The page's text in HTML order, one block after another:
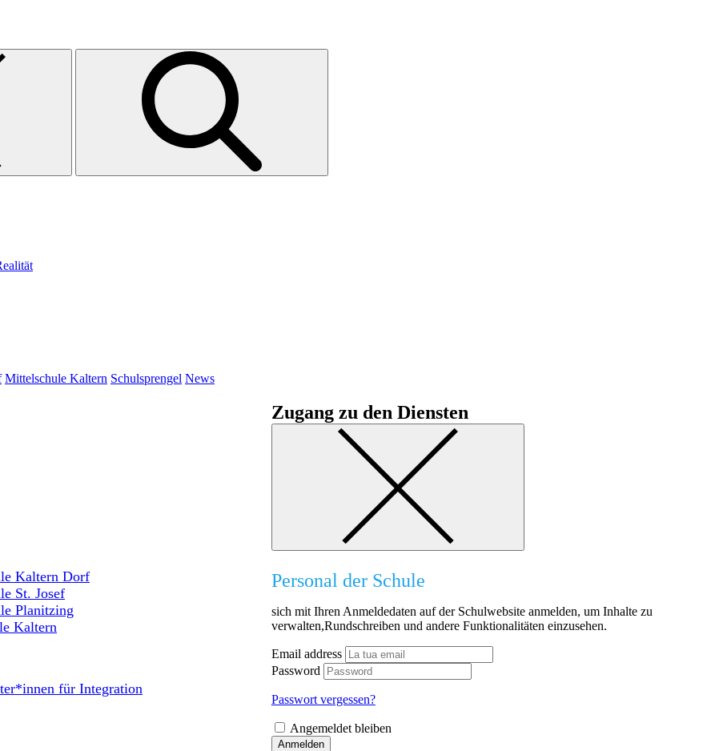
Kaltern Dorf
St. Josef
Planitzing
Kaltern
für Integration
Mittelschule Kaltern Schulsprengel News
Zugang zu den Diensten
Personal der Schule
sich mit Ihren Anmeldedaten auf der Schulwebsite anmelden, um Inhalte zu
verwalten,Rundschreiben und andere Funktionalitäten einzusehen.
Email address
Password
Passwort vergessen?
Angemeldet bleiben
Anmelden